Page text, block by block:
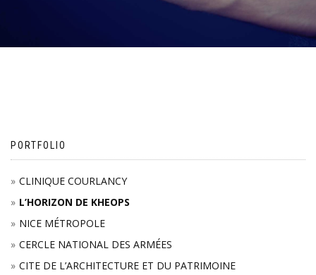
PORTFOLIO
CLINIQUE COURLANCY
L’HORIZON DE KHEOPS
NICE MÉTROPOLE
CERCLE NATIONAL DES ARMÉES
CITE DE L’ARCHITECTURE ET DU PATRIMOINE